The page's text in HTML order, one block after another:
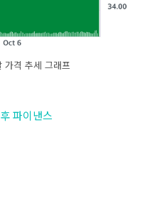
가격 추세 그래프
파이낸스